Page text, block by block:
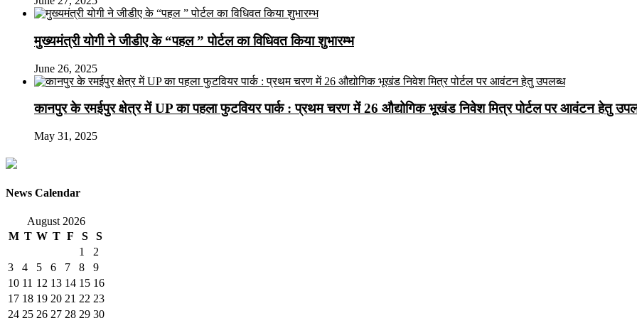
मुख्यमंत्री योगी ने जीडीए के “पहल ” पोर्टल का विधिवत किया शुभारम्भ
June 26, 2025
कानपुर के रमईपुर क्षेत्र में UP का पहला फुटवियर पार्क : प्रथम चरण में 26 औद्योगिक भूखंड निवेश मित्र पोर्टल पर आवंटन हेतु
May 31, 2025
News Calendar
August 2026
M T W T F S
S
1
2
3
4 5 6 7 8
9
10 11 12 13 14 15 16
17 18 19 20 21 22 23
24 25 26 27 28 29 30